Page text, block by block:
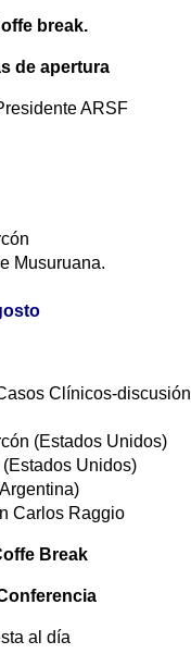
break.
de apertura
ARSF
Musuruana.
Clínicos-discusión
(Estados Unidos)
(Estados Unidos)
Carlos Raggio
Break
al día